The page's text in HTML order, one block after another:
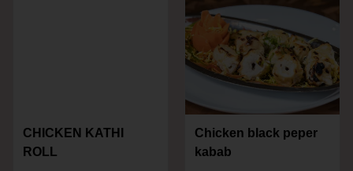
CHICKEN KATHI
ROLL
Chicken black peper
kabab